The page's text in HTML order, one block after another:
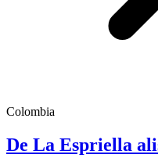
Colombia
De La Espriella